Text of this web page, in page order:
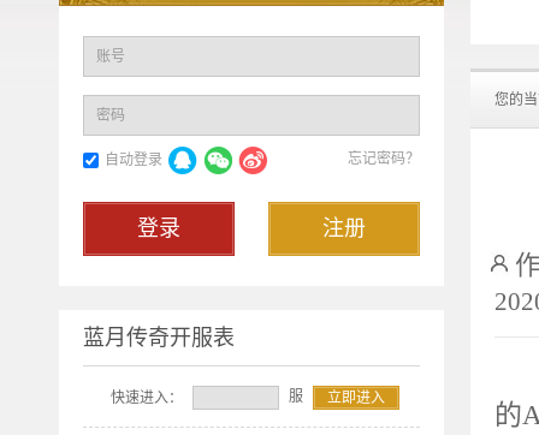
您的
的
账号
密码
忘记密码？
自动登录
注册
登录
蓝月传奇开服表
快速进入： 服 立即进入